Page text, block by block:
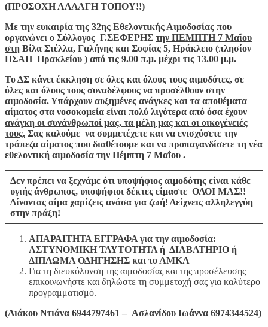
(ΠΡΟΣΟΧΗ ΑΛΛΑΓΗ ΤΟΠΟΥ!!)
Με την ευκαιρία της 32ης Εθελοντικής Αιμοδοσίας που
οργανώνει ο Σύλλογος Γ.ΣΕΦΕΡΗΣ την ΠΕΜΠΤΗ 7 Μαΐου
στη Βίλα Στέλλα, Γαλήνης και Σοφίας 5, Ηράκλειο (πλησίον
ΗΣΑΠ Ηρακλείου ) από τις 9.00 π.μ. μέχρι τις 13.00 μ.μ.
Το ΔΣ κάνει έκκληση σε όλες και όλους τους αιμοδότες, σε
όλες και όλους τους συναδέλφους να προσέλθουν στην
αιμοδοσία.Υπάρχουν αυξημένες ανάγκες και τα αποθέματα
αίματος στα νοσοκομεία είναι πολύ λιγότερα από όσα έχουν
ανάγκη οι συνάνθρωποί μας, τα μέλη μας και οι οικογένειές
τους. Σας καλούμε να συμμετέχετε και να ενισχύσετε την
τράπεζα αίματος που διαθέτουμε και να προπαγανδίσετε τη νέα
εθελοντική αιμοδοσία την Πέμπτη 7 Μαΐου .
Δεν πρέπει να ξεχνάμε ότι υποψήφιος αιμοδότης είναι κάθε
υγιής άνθρωπος, υποψήφιοι δέκτες είμαστε ΟΛΟΙ ΜΑΣ!!
Δίνοντας αίμα χαρίζεις ανάσα για ζωή! Δείχνεις αλληλεγγύη
στην πράξη!
ΑΠΑΡΑΙΤΗΤΑ ΕΓΓΡΑΦΑ για την αιμοδοσία:
ΑΣΤΥΝΟΜΙΚΗ ΤΑΥΤΟΤΗΤΑ ή ΔΙΑΒΑΤΗΡΙΟ ή
ΔΙΠΛΩΜΑ ΟΔΗΓΗΣΗΣ και το ΑΜΚΑ
Για τη διευκόλυνση της αιμοδοσίας και της προσέλευσης
επικοινωνήστε και δηλώστε τη συμμετοχή σας για καλύτερο
προγραμματισμό.
(Λιάκου Ντιάνα 6944797461 – Ασλανίδου Ιωάννα 6974344524)